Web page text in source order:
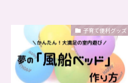
子育て便利グッズ